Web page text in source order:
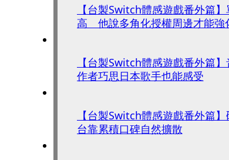
【台製Switch體感遊戲番外篇
高 他說多角化授權周邊才能強
【台製Switch體感遊戲番外篇
作者巧思日本歌手也能感受
【台製Switch體感遊戲番外篇
台靠累積口碑自然擴散